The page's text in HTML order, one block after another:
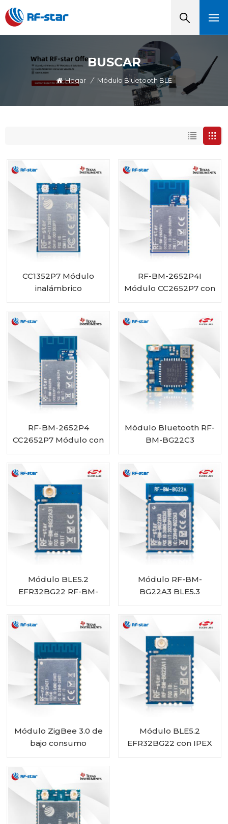
BUSCAR
Hogar / Módulo Bluetooth BLE
CC1352P7 Módulo
inalámbrico
RF-BM-2652P4I
Módulo CC2652P7 con
RF-BM-2652P4
CC2652P7 Módulo con
Módulo Bluetooth RF-
BM-BG22C3
Módulo BLE5.2
EFR32BG22 RF-BM-
Módulo RF-BM-
BG22A3 BLE5.3
Módulo ZigBee 3.0 de
bajo consumo
BM-2340T1
Módulo BLE5.2
EFR32BG22 con IPEX